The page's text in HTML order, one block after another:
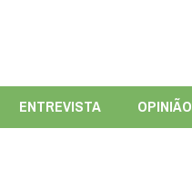
ENTREVISTA OPINIÃO